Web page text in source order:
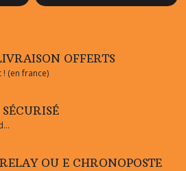
OFFERTS
! (en france)
OU E CHRONOPOSTE